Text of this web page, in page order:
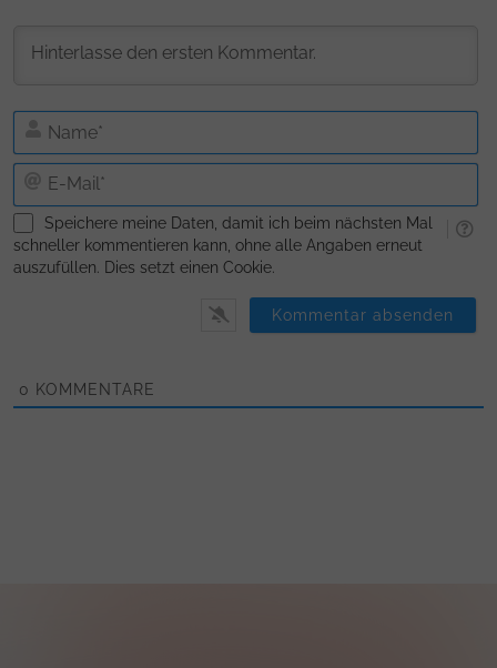
E-
Speichere meine Daten, damit ich beim nächsten Mal
schneller kommentieren kann, ohne alle Angaben erneut
auszufüllen. Dies setzt einen Cookie.
0 KOMMENTARE